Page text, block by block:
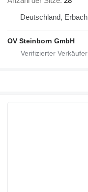
Deutschland, Erbach
OV Steinborn GmbH